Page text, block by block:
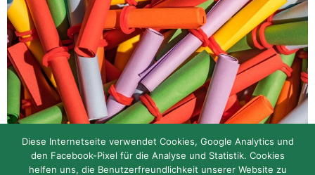
Im Rahmen unseres Festes findet auch heuer unser
Diese Internetseite verwendet Cookies, Google Analytics und
den Facebook-Pixel für die Analyse und Statistik. Cookies
helfen uns, die Benutzerfreundlichkeit unserer Website zu